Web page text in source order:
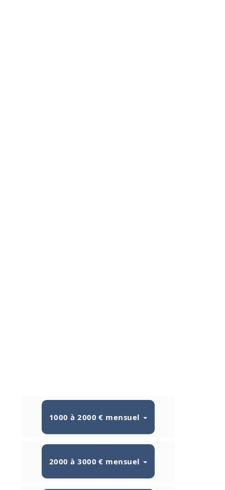
1000 à 2000 € mensuel
2000 à 3000 € mensuel